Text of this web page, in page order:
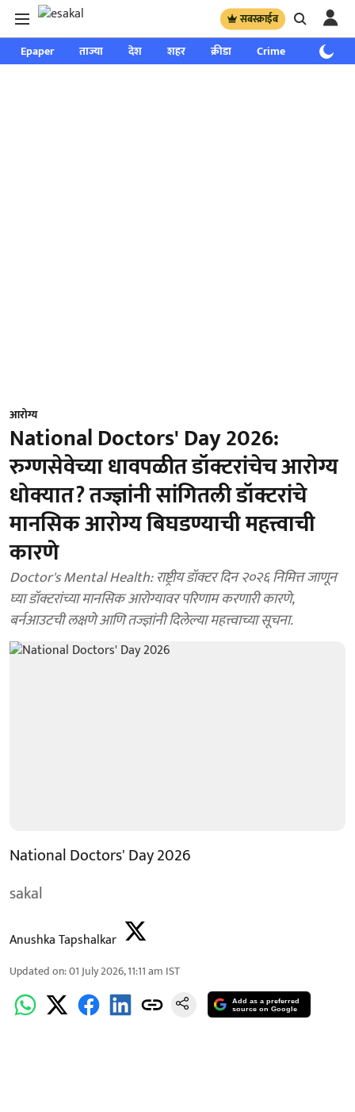
सबस्क्राईब
Epaper ताज्या देश शहर क्रीडा Crime साप्ताहिक
आरोग्य
National Doctors' Day 2026:
रुग्णसेवेच्या धावपळीत डॉक्टरांचेच आरोग्य
धोक्यात? तज्ज्ञांनी सांगितली डॉक्टरांचे
मानसिक आरोग्य बिघडण्याची महत्त्वाची
कारणे
Doctor's Mental Health: राष्ट्रीय डॉक्टर दिन २०२६ निमित्त जाणून
घ्या डॉक्टरांच्या मानसिक आरोग्यावर परिणाम करणारी कारणे,
बर्नआउटची लक्षणे आणि तज्ज्ञांनी दिलेल्या महत्त्वाच्या सूचना.
National Doctors' Day 2026
sakal
Anushka Tapshalkar
Updated on:01 July 2026, 11:11 am IST
Add as a preferred
source on Google